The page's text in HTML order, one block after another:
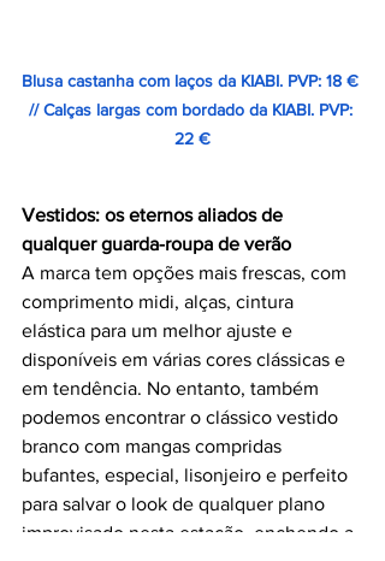
Blusa castanha com laços da KIABI. PVP: 18 €
// Calças largas com bordado da KIABI. PVP:
22 €
Vestidos: os eternos aliados de
qualquer guarda-roupa de verão
A marca tem opções mais frescas, com
comprimento midi, alças, cintura
elástica para um melhor ajuste e
disponíveis em várias cores clássicas e
em tendência. No entanto, também
podemos encontrar o clássico vestido
branco com mangas compridas
bufantes, especial, lisonjeiro e perfeito
para salvar o look de qualquer plano
improvisado nesta estação, enchendo a